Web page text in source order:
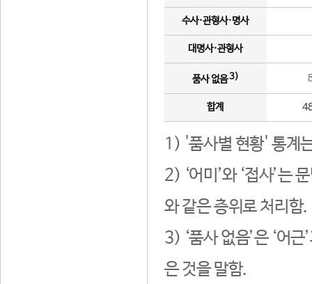
수사·관형사·명사
대명사·관형사
품사 없음3)
합계
1) '품사별 현황' 통계
2) ‘어미’와 ‘접사’는
와 같은 층위로 처리함.
3) ‘품사 없음’은 ‘어
은 것을 말함.